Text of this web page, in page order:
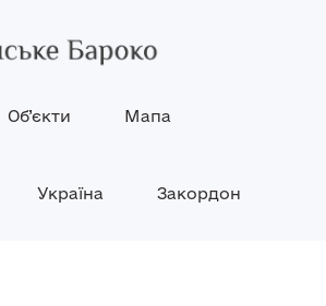
Об’єкти Мапа
Україна Закордон